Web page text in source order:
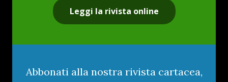
Leggi la rivista online
Abbonati alla nostra rivista cartacea,